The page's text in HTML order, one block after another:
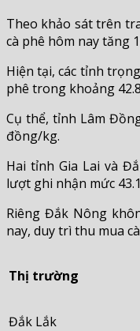
Theo khảo sát trên
cà phê hôm nay tăng
Hiện tại, các tỉnh
phê trong khoảng
Cụ thể, tỉnh Lâm
đồng/kg.
Hai tỉnh Gia Lai và
lượt ghi nhận mức
Riêng Đắk Nông
nay, duy trì thu mua
Thị trường
Đắk Lắk